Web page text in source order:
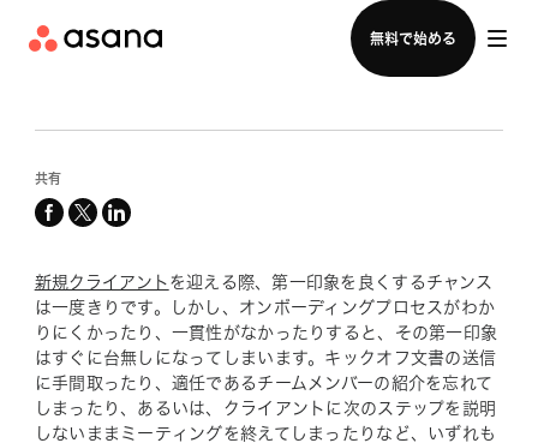
無料で始める
セールスチームに問い合わせる
共有
facebook
x-
linkedin
新規クライアント を迎える際、第一印象を良くするチャンス
は一度きりです。しかし、オンボーディングプロセスがわか
りにくかったり、一貫性がなかったりすると、その第一印象
はすぐに台無しになってしまいます。キックオフ文書の送信
に手間取ったり、適任であるチームメンバーの紹介を忘れて
しまったり、あるいは、クライアントに次のステップを説明
しないままミーティングを終えてしまったりなど、いずれも